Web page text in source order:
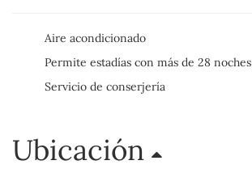
Aire acondicionado
Permite estadías con más de 28 noches
Servicio de conserjería
Ubicación